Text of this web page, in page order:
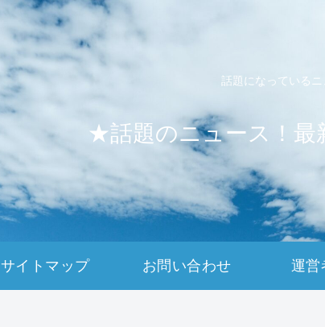
話題になっているニ
★話題のニュース！最
サイトマップ お問い合わせ 運営